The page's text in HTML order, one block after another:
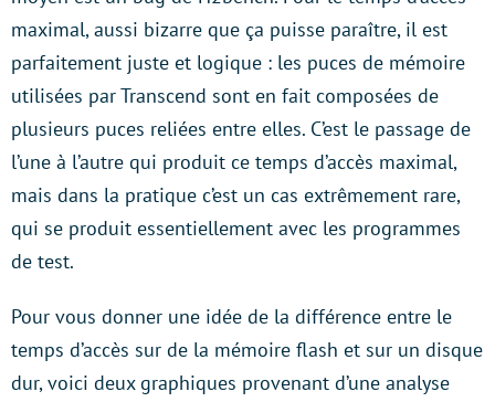
maximal, aussi bizarre que ça puisse paraître, il est
parfaitement juste et logique : les puces de mémoire
utilisées par Transcend sont en fait composées de
plusieurs puces reliées entre elles. C’est le passage de
l’une à l’autre qui produit ce temps d’accès maximal,
mais dans la pratique c’est un cas extrêmement rare,
qui se produit essentiellement avec les programmes
de test.
Pour vous donner une idée de la différence entre le
temps d’accès sur de la mémoire flash et sur un disque
dur, voici deux graphiques provenant d’une analyse